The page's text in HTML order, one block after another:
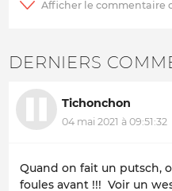
DERNIERS
Tichonchon
04 mai 2021 à 09:51:32
Quand on fait un putsch,
foules avant !!! Voir un